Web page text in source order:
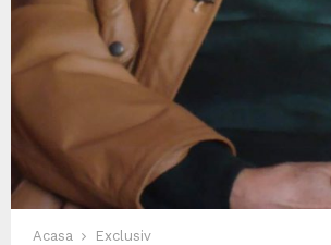
Acasa
Exclusiv